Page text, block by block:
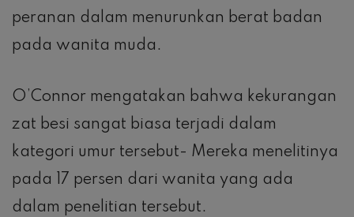
peranan dalam menurunkan berat badan
pada wanita muda.
O’Connor mengatakan bahwa kekurangan
zat besi sangat biasa terjadi dalam
kategori umur tersebut- Mereka menelitinya
pada 17 persen dari wanita yang ada
dalam penelitian tersebut.